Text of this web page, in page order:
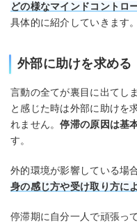
どの様なマインドコントロ
具体的に紹介していきます。
外部に助けを求める
言動の全てが裏目に出てし
と感じた時は外部に助けを
れません。停滞の原因は基
す。
外的環境が影響している場
身の感じ方や受け取り方に
停滞期に自分一人で頑張っ